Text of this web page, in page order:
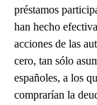
préstamos
han hecho
acciones de las
cero, tan sólo
españoles, a los
comprarían la